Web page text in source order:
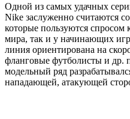
Одной из самых удачных
Nike заслуженно считаются
которые пользуются спросом
мира, так и у начинающих
линия ориентирована на
фланговые футболисты и др.
модельный ряд
нападающей, атакующей